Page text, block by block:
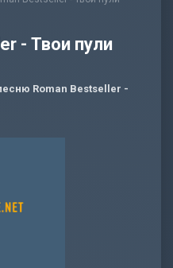
- Твои пули
Roman Bestseller -